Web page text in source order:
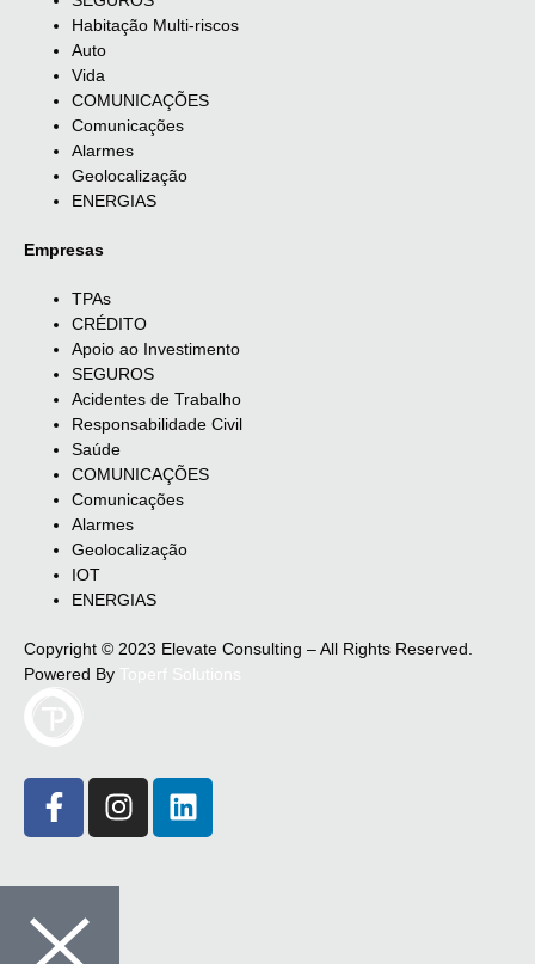
Habitação Multi-riscos
Auto
Vida
COMUNICAÇÕES
Comunicações
Alarmes
Geolocalização
ENERGIAS
Empresas
TPAs
CRÉDITO
Apoio ao Investimento
SEGUROS
Acidentes de Trabalho
Responsabilidade Civil
Saúde
COMUNICAÇÕES
Comunicações
Alarmes
Geolocalização
IOT
ENERGIAS
Copyright © 2023 Elevate Consulting – All Rights Reserved.
Powered By